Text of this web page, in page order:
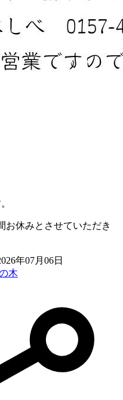
お休みとさせていただき
年07月06日
木